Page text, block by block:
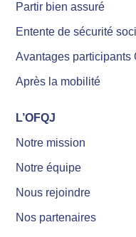
Partir bien assuré
Entente de sécurité
Avantages participants
Après la mobilité
L’OFQJ
Notre mission
Notre équipe
Nous rejoindre
Nos partenaires